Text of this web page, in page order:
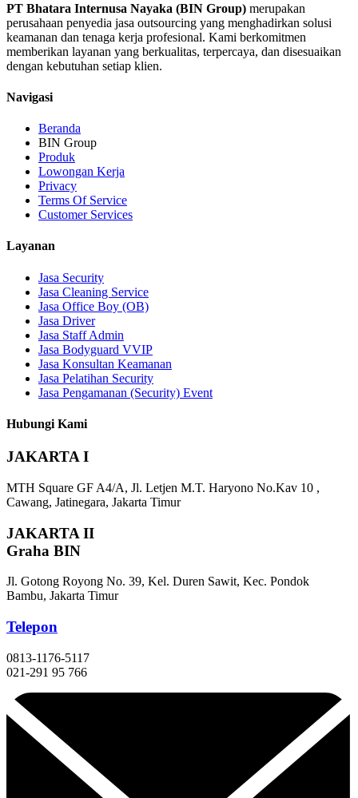
PT Bhatara Internusa Nayaka (BIN Group) merupakan
perusahaan penyedia jasa outsourcing yang menghadirkan solusi
keamanan dan tenaga kerja profesional. Kami berkomitmen
memberikan layanan yang berkualitas, terpercaya, dan disesuaikan
dengan kebutuhan setiap klien.
Navigasi
Beranda
BIN Group
Produk
Lowongan Kerja
Privacy
Terms Of Service
Customer Services
Layanan
Jasa Security
Jasa Cleaning Service
Jasa Office Boy (OB)
Jasa Driver
Jasa Staff Admin
Jasa Bodyguard VVIP
Jasa Konsultan Keamanan
Jasa Pelatihan Security
Jasa Pengamanan (Security) Event
Hubungi Kami
JAKARTA I
MTH Square GF A4/A, Jl. Letjen M.T. Haryono No.Kav 10 ,
Cawang, Jatinegara, Jakarta Timur
JAKARTA II
Graha BIN
Jl. Gotong Royong No. 39, Kel. Duren Sawit, Kec. Pondok
Bambu, Jakarta Timur
Telepon
0813-1176-5117
021-291 95 766